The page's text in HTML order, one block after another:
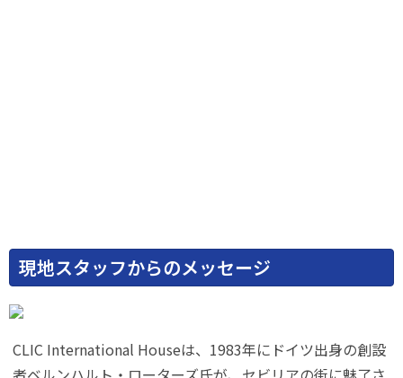
現地スタッフからのメッセージ
CLIC International Houseは、1983年にドイツ出身の創設